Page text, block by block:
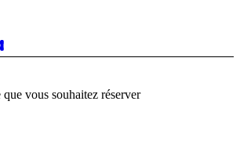
que vous souhaitez réserver